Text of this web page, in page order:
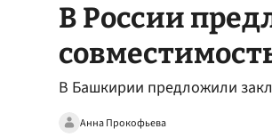
В России
В Башкирии предложили
Анна Прокофьева